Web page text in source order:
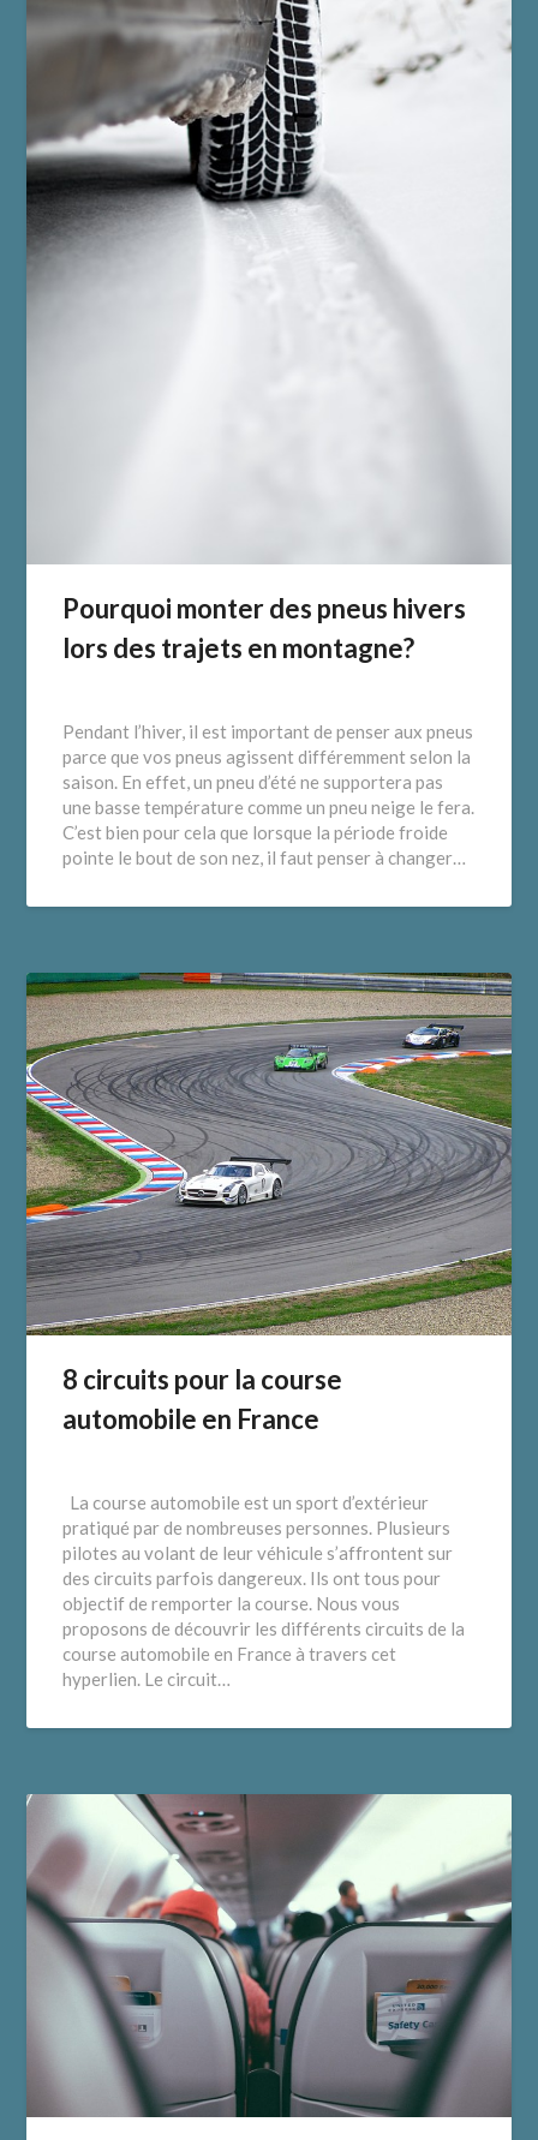
Pourquoi monter des pneus hivers
lors des trajets en montagne?
Pendant l’hiver, il est important de penser aux pneus
parce que vos pneus agissent différemment selon la
saison. En effet, un pneu d’été ne supportera pas
une basse température comme un pneu neige le fera.
C’est bien pour cela que lorsque la période froide
pointe le bout de son nez, il faut penser à changer…
8 circuits pour la course
automobile en France
La course automobile est un sport d’extérieur
pratiqué par de nombreuses personnes. Plusieurs
pilotes au volant de leur véhicule s’affrontent sur
des circuits parfois dangereux. Ils ont tous pour
objectif de remporter la course. Nous vous
proposons de découvrir les différents circuits de la
course automobile en France à travers cet
hyperlien. Le circuit…